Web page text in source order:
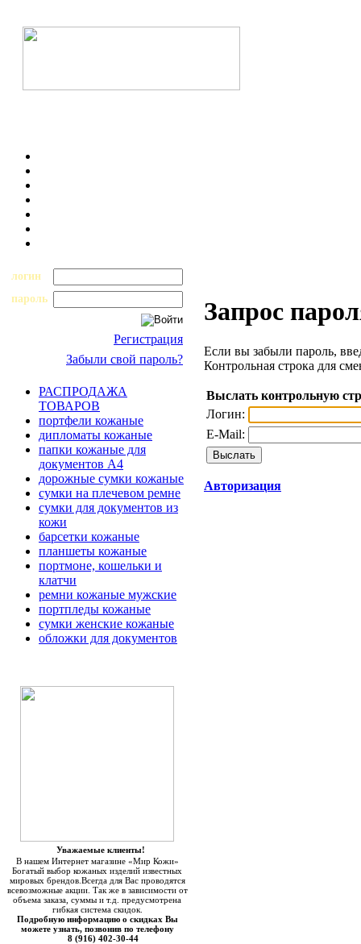
логин
пароль
Регистрация
Забыли свой пароль?
РАСПРОДАЖА
ТОВАРОВ
портфели кожаные
дипломаты кожаные
папки кожаные для
документов А4
дорожные сумки кожаные
сумки на плечевом ремне
сумки для документов из
кожи
барсетки кожаные
планшеты кожаные
портмоне, кошельки и
клатчи
ремни кожаные мужские
портпледы кожаные
сумки женские кожаные
обложки для документов
Уважаемые клиенты!
В нашем Интернет магазине «Мир Кожи»
Богатый выбор кожаных изделий известных
мировых брендов.Всегда для Вас проводятся
всевозможные акции. Так же в зависимости от
объема заказа, суммы и т.д. предусмотрена
гибкая система скидок.
Подробную информацию о скидках Вы
можете узнать, позвонив по телефону
8 (916) 402-30-44
Запрос
Если вы забыли пароль,
Контрольная строка для
Выслать контрольную
Логин:
E-Mail:
Авторизация